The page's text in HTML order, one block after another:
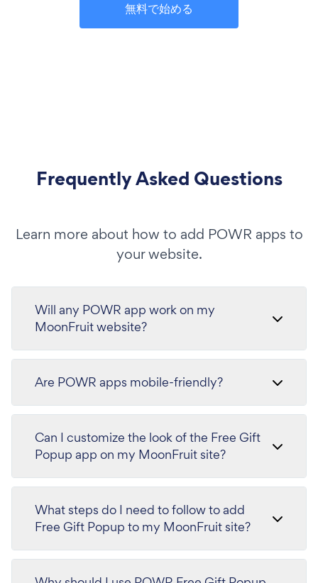
無料で始める
Frequently Asked Questions
Learn more about how to add POWR apps to
your website.
Will any POWR app work on my
MoonFruit website?
Are POWR apps mobile-friendly?
Can I customize the look of the Free Gift
Popup app on my MoonFruit site?
What steps do I need to follow to add
Free Gift Popup to my MoonFruit site?